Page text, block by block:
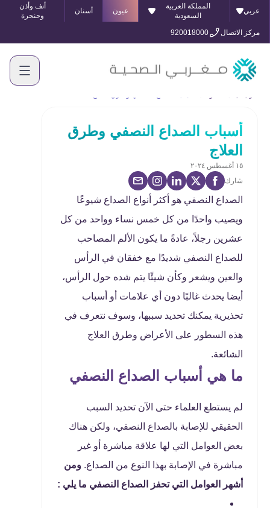
عربي
المملكة العربية
السعودية
عيون أسنان
أنف وأذن
وحنجرة
مركز الاتصال
920018000
أسباب الصداع النصفي وطرق
العلاج
١٥ أغسطس ٢٠٢٤
شارك
الصداع النصفي هو أكثر أنواع الصداع شيوعًا
ويصيب واحدًا من كل خمس نساء وواحد من كل
عشرين رجلاً، عادةً ما يكون الألم المصاحب
للصداع النصفي شديدًا مع خفقان في الرأس
والعين ويشعر وكأن شيئًا يتم شده حول الرأس،
أيضا يحدث غالبًا دون أي علامات أو أسباب
تحذيرية يمكنك تحديد سببها، وسوف نتعرف في
هذه السطور على الأعراض وطرق العلاج
الشائعة.
ما هي أسباب الصداع النصفي
لم يستطع العلماء حتى الآن تحديد السبب
الحقيقي للإصابة بالصداع النصفي، ولكن هناك
بعض العوامل التي لها علاقة مباشرة أو غير
مباشرة في الإصابة بهذا النوع من الصداع. ومن
أشهر العوامل التي تحفز الصداع النصفي ما يلي :